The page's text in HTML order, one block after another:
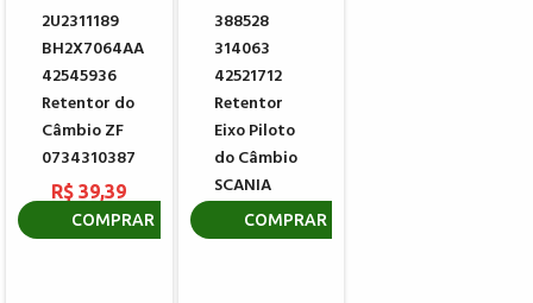
2U2311189
BH2X7064AA
42545936
Retentor do
Câmbio ZF
0734310387
R$ 39,39
COMPRAR
388528
314063
42521712
Retentor
Eixo Piloto
do Câmbio
SCANIA
R$ 101,15
COMPRAR